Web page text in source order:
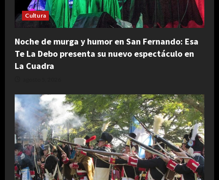
Cultura
Noche de murga y humor en San Fernando: Esa
Te La Debo presenta su nuevo espectáculo en
La Cuadra